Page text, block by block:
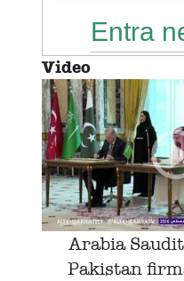
Entra
Video
Arabia
Pakistan